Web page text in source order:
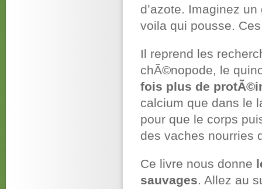
d’azote. Imaginez
voila qui pousse.
Il reprend les
chÃ©nopode, le
fois plus de
calcium que dans le
pour que le corps
des vaches nourries
Ce livre nous donne
sauvages. Allez au